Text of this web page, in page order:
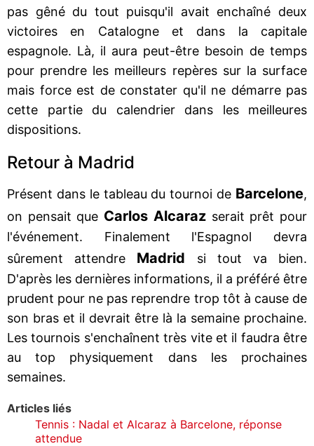
pas gêné du tout puisqu'il avait enchaîné deux
victoires en Catalogne et dans la capitale
espagnole. Là, il aura peut-être besoin de temps
pour prendre les meilleurs repères sur la surface
mais force est de constater qu'il ne démarre pas
cette partie du calendrier dans les meilleures
dispositions.
Retour à Madrid
Présent dans le tableau du tournoi de Barcelone,
on pensait que Carlos Alcarazserait prêt pour
l'événement. Finalement l'Espagnol devra
sûrement attendre Madrid si tout va bien.
D'après les dernières informations, il a préféré être
prudent pour ne pas reprendre trop tôt à cause de
son bras et il devrait être là la semaine prochaine.
Les tournois s'enchaînent très vite et il faudra être
au top physiquement dans les prochaines
semaines.
Articles liés
Tennis : Nadal et Alcaraz à Barcelone, réponse
attendue